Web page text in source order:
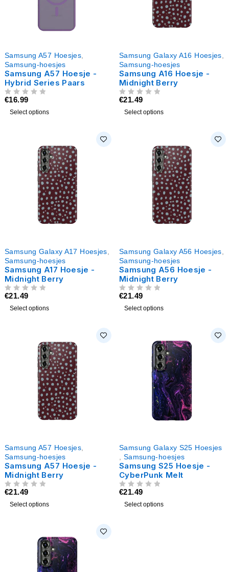
Samsung A57 Hoesjes
Samsung-hoesjes
Samsung A57 Hoesje -
Hybrid Series Paars
€16.99
Select options
Samsung Galaxy A16 Hoesjes
Samsung-hoesjes
Samsung A16 Hoesje -
Midnight Berry
€21.49
Select options
Samsung Galaxy A17 Hoesjes
Samsung-hoesjes
Samsung A17 Hoesje -
Midnight Berry
€21.49
Select options
Samsung Galaxy A56 Hoesjes
Samsung-hoesjes
Samsung A56 Hoesje -
Midnight Berry
€21.49
Select options
Samsung A57 Hoesjes
Samsung-hoesjes
Samsung A57 Hoesje -
Midnight Berry
€21.49
Select options
Samsung Galaxy S25 Hoesjes
Samsung-hoesjes
Samsung S25 Hoesje -
CyberPunk Melt
€21.49
Select options